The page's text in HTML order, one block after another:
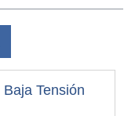
CURSOS
Tensión